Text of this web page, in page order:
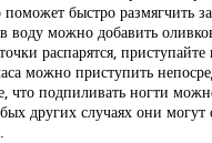
быстро размягчить
воду можно добавить
распарятся, приступайте
можно приступить
подпиливать ногти
других случаях они могут